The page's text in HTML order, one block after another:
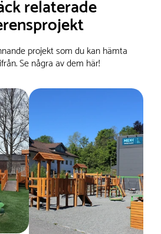
EN1176
relaterade
projekt som du kan hämta
Se några av dem här!